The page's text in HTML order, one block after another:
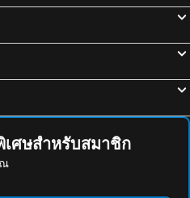
Graslei en Koornlei
ซิตี้ฮอลล์
เศษสำหรับสมาชิก